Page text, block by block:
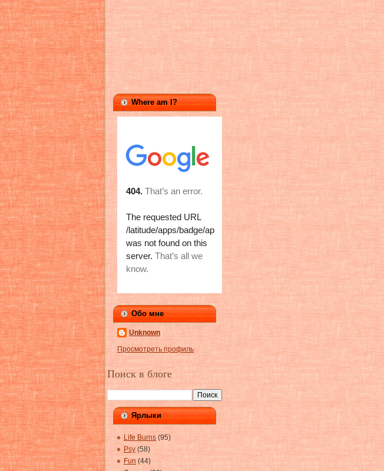
Where am I?
Обо мне
Unknown
Просмотреть профиль
Поиск в блоге
Ярлыки
Life Burns (95)
Psy (58)
Fun (44)